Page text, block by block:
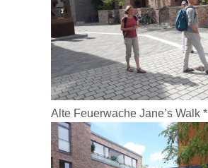
Alte Feuerwache Jane’s Walk *